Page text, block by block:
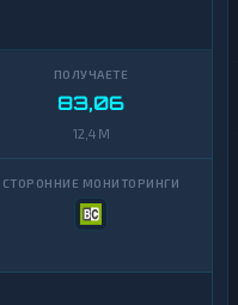
83,06
12,4 M